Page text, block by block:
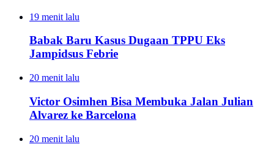
19 menit lalu
Babak Baru Kasus Dugaan TPPU Eks
Jampidsus Febrie
20 menit lalu
Victor Osimhen Bisa Membuka Jalan Julian
Alvarez ke Barcelona
20 menit lalu